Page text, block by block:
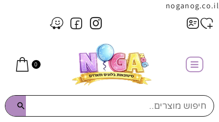
noganog.co.il
0